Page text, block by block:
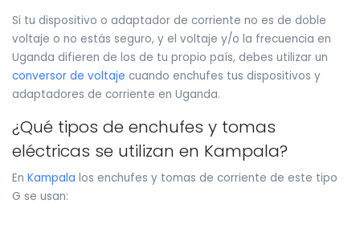
Si tu dispositivo o adaptador de corriente no es de doble
voltaje o no estás seguro, y el voltaje y/o la frecuencia en
Uganda difieren de los de tu propio país, debes utilizar un
conversor de voltaje cuando enchufes tus dispositivos y
adaptadores de corriente en Uganda.
¿Qué tipos de enchufes y tomas
eléctricas se utilizan en Kampala?
En Kampala los enchufes y tomas de corriente de este tipo
G se usan: